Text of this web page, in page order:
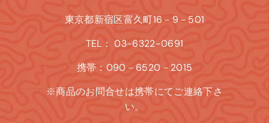
東京都新宿区富久町16－9－501
TEL： 03-6322-0691
携帯：090－6520－2015
※商品のお問合せは携帯にてご連絡下さ
い。